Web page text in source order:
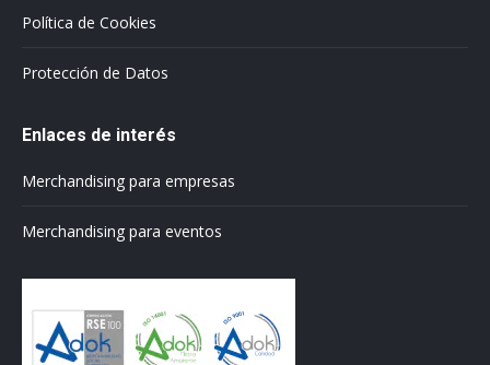
Política de Cookies
Protección de Datos
Enlaces de interés
Merchandising para empresas
Merchandising para eventos